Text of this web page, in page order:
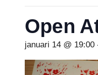
Open
januari 14 @ 19:00